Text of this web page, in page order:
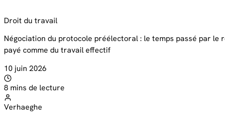
Droit du travail
Négociation du protocole préélectoral : le temps passé par
payé comme du travail effectif
10 juin 2026
8 mins de lecture
Verhaeghe